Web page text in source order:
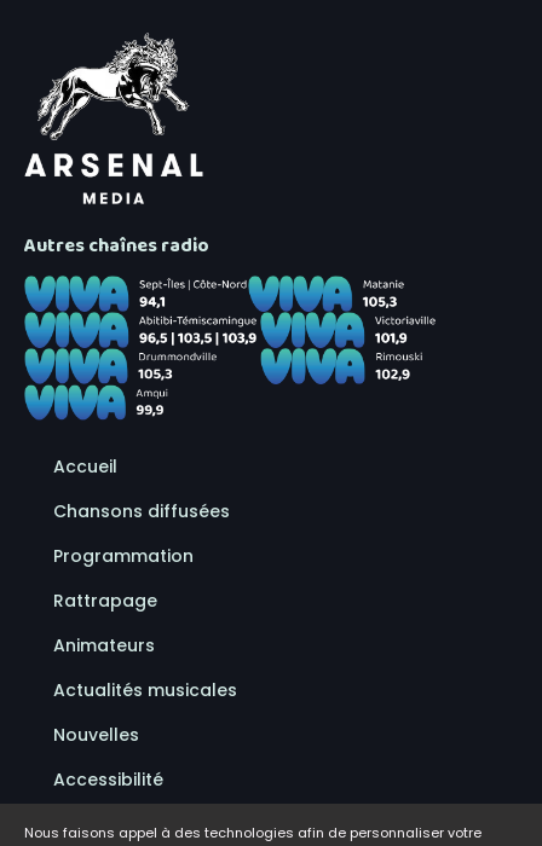
Autres chaînes radio
Accueil
Chansons diffusées
Programmation
Rattrapage
Animateurs
Actualités musicales
Nouvelles
Accessibilité
Politique de confidentialité
Nous faisons appel à des technologies afin de personnaliser votre